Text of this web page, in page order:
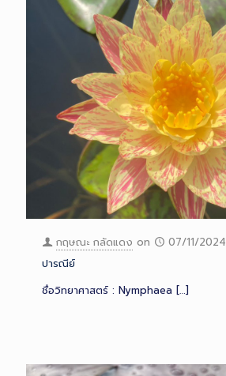
กฤษณะ กลัดแดง on
07/11/2024
ปารณีย์
ชื่อวิทยาศาสตร์ : Nymphaea […]